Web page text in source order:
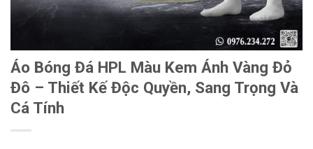
Áo Bóng Đá HPL Màu Kem Ánh Vàng Đỏ
Đô – Thiết Kế Độc Quyền, Sang Trọng Và
Cá Tính